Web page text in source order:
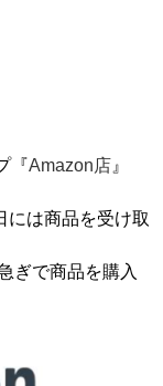
『Amazon店』
は商品を受け取
ぎで商品を購入